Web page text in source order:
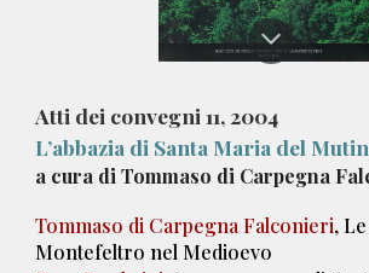
Atti dei convegni 11, 2004
L’abbazia di Santa Maria del
a cura di Tommaso di Carpegna
Tommaso di Carpegna Falconieri,
Montefeltro nel Medioevo